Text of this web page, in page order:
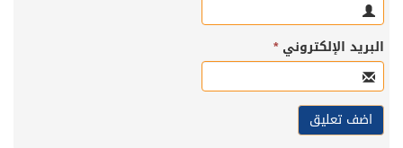
البريد الإلكتروني*